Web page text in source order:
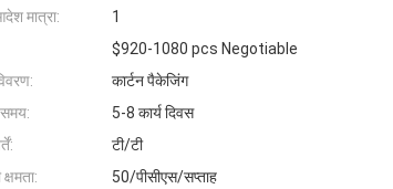
मात्रा:
1
$920-1080 pcs Negotiable
कार्टन पैकेजिंग
5-8 कार्य दिवस
टी/टी
50/पीसीएस/सप्ताह